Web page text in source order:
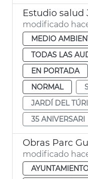
Estudio salud
modificado
MEDIO
TODAS LAS
EN PORTADA
NORMAL
JARDÍ DEL
35 ANIVERSARI
Obras Parc
modificado